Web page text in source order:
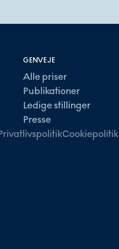
GENVEJE
Alle priser
Publikationer
Ledige stillinger
Presse
Cookiepolitik